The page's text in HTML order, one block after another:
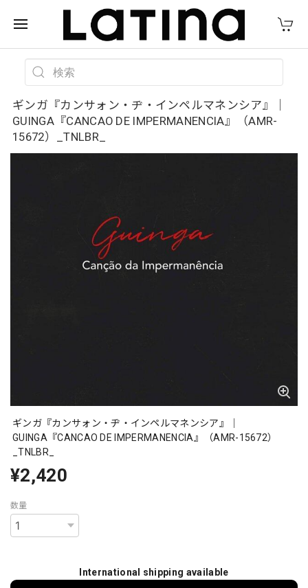
ギンガ『カンサォン・ヂ・インペルマネンシア』｜
GUINGA『CANCAO DE IMPERMANENCIA』（AMR-
15672）_TNLBR_
ギンガ『カンサォン・ヂ・インペルマネンシア』｜
GUINGA『CANCAO DE IMPERMANENCIA』（AMR-15672）
_TNLBR_
¥2,420
数量
International shipping available